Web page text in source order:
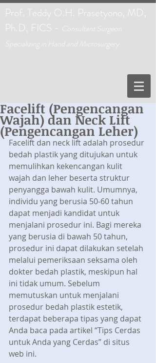
Prof. Teddy O.H. Prasetyono, MD,
Ph.D, FICS - C onsultant Surgeon
Specializing in Hand and Microsurgery
Facelift (Pengencangan
Wajah) dan Neck Lift
(Pengencangan Leher)
Facelift dan neck lift adalah prosedur
bedah plastik yang ditujukan untuk
memulihkan kekencangan kulit
wajah dan leher beserta struktur
penyangga bawah kulit. Umumnya,
individu yang berusia 50-60 tahun
dapat menjadi kandidat untuk
menjalani prosedur ini. Bagi mereka
yang berusia di bawah 50 tahun,
prosedur ini dapat dilakukan setelah
melalui pemeriksaan seksama oleh
dokter bedah plastik, meskipun hal
ini tidak umum. Sebelum
memutuskan untuk menjalani
prosedur bedah plastik estetik,
terdapat beberapa tipas yang dapat
Anda baca pada artikel “Tips Cerdas
untuk Anda yang Cerdas” di situs
web ini.